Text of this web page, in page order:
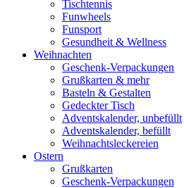
Tischtennis
Funwheels
Funsport
Gesundheit & Wellness
Weihnachten
Geschenk-Verpackungen
Grußkarten & mehr
Basteln & Gestalten
Gedeckter Tisch
Adventskalender, unbefüllt
Adventskalender, befüllt
Weihnachtsleckereien
Ostern
Grußkarten
Geschenk-Verpackungen